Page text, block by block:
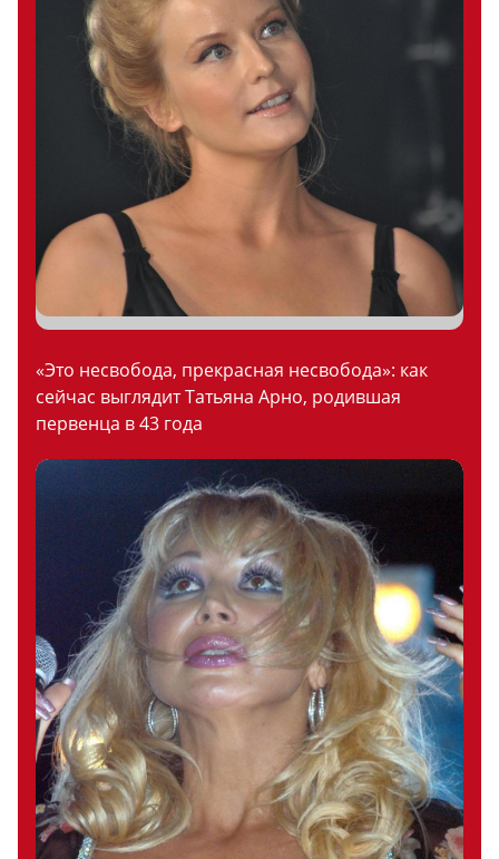
«Это несвобода, прекрасная несвобода»: как
сейчас выглядит Татьяна Арно, родившая
первенца в 43 года